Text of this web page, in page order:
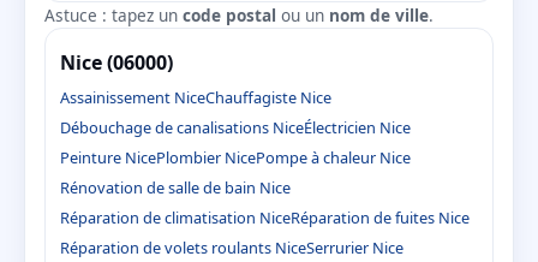
Astuce : tapez un code postal ou un nom de ville.
Nice (06000)
Assainissement NiceChauffagiste Nice
Débouchage de canalisations NiceÉlectricien Nice
Peinture NicePlombier NicePompe à chaleur Nice
Rénovation de salle de bain Nice
Réparation de climatisation NiceRéparation de fuites Nice
Réparation de volets roulants NiceSerrurier Nice